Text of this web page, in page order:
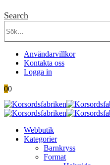
Search
Användarvillkor
Kontakta oss
Logga in
00
Webbutik
Kategorier
Barnkryss
Format